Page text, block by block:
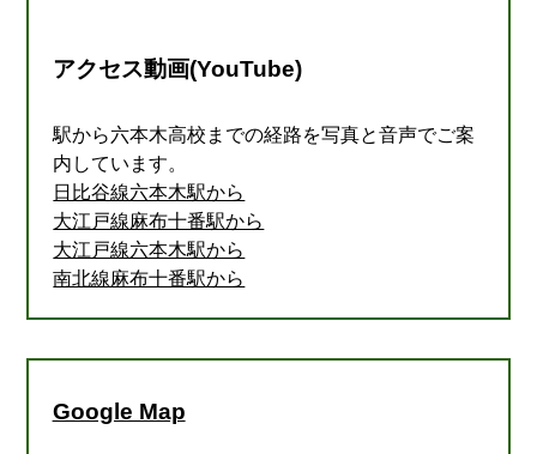
アクセス動画(YouTube)
駅から六本木高校までの経路を写真と音声でご案
内しています。
日比谷線六本木駅から
大江戸線麻布十番駅から
大江戸線六本木駅から
南北線麻布十番駅から
Google Map